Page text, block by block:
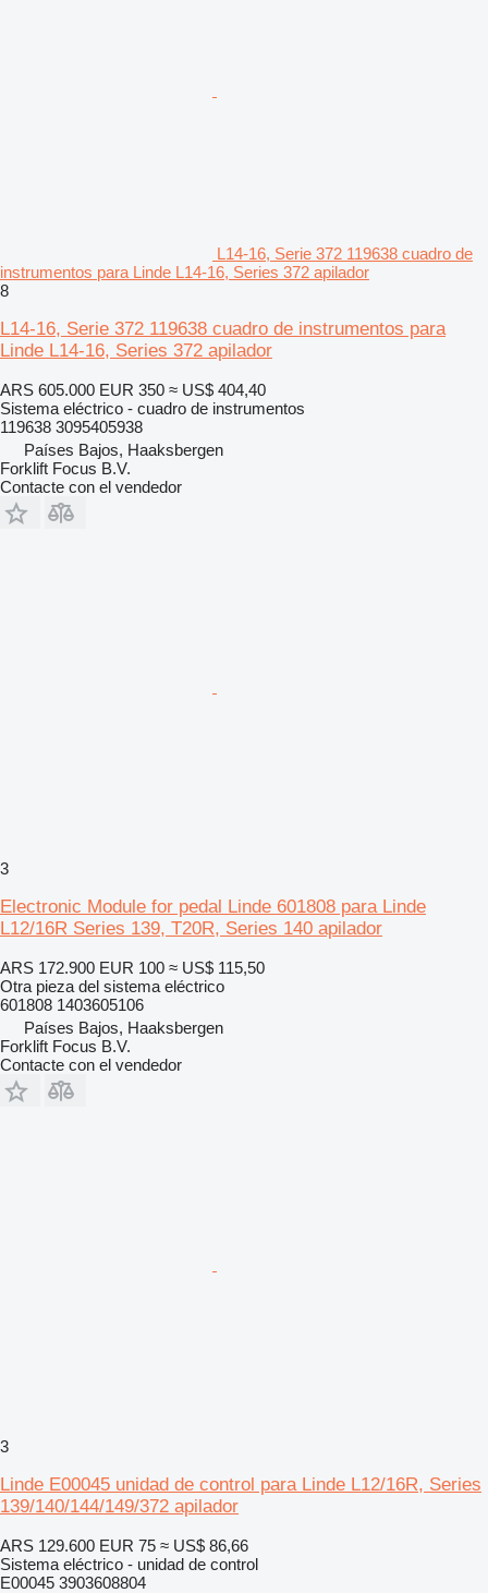
L14-16, Serie 372 119638 cuadro de
instrumentos para Linde L14-16, Series 372 apilador
8
L14-16, Serie 372 119638 cuadro de instrumentos para
Linde L14-16, Series 372 apilador
ARS 605.000 EUR 350 ≈ US$ 404,40
Sistema eléctrico - cuadro de instrumentos
119638 3095405938
Países Bajos, Haaksbergen
Forklift Focus B.V.
Contacte con el vendedor
3
Electronic Module for pedal Linde 601808 para Linde
L12/16R Series 139, T20R, Series 140 apilador
ARS 172.900 EUR 100 ≈ US$ 115,50
Otra pieza del sistema eléctrico
601808 1403605106
Países Bajos, Haaksbergen
Forklift Focus B.V.
Contacte con el vendedor
3
Linde E00045 unidad de control para Linde L12/16R, Series
139/140/144/149/372 apilador
ARS 129.600 EUR 75 ≈ US$ 86,66
Sistema eléctrico - unidad de control
E00045 3903608804